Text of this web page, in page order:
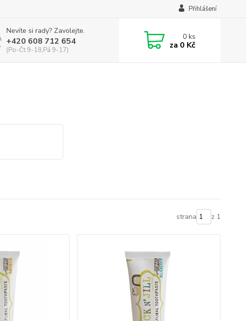
Přihlášení
Nevíte si rady? Zavolejte.
+420 608 712 654
(Po-Čt 9-18,Pá 9-17)
0ks
za 0 Kč
strana z 1